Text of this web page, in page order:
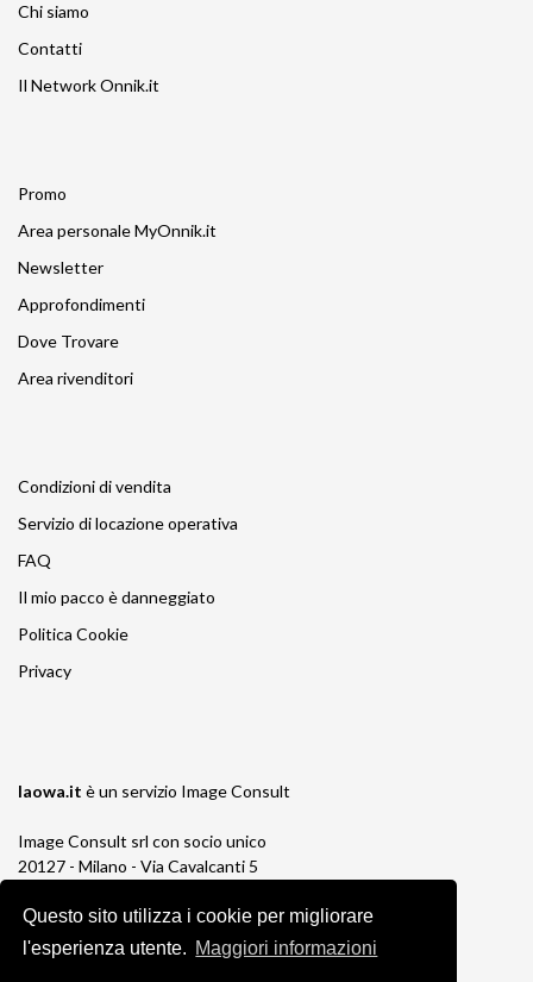
Questo sito utilizza i cookie per migliorare
l'esperienza utente. Maggiori informazioni
Chi siamo
Contatti
Il Network Onnik.it
Promo
Area personale MyOnnik.it
Newsletter
Approfondimenti
Dove Trovare
Area rivenditori
Condizioni di vendita
Servizio di locazione operativa
FAQ
Il mio pacco è danneggiato
Politica Cookie
Privacy
laowa.it è un servizio Image Consult
Image Consult srl con socio unico
20127 - Milano - Via Cavalcanti 5
P.IVA e C.F. 03383650961
REA 1673647 CCIAA Milano Monza Brianza